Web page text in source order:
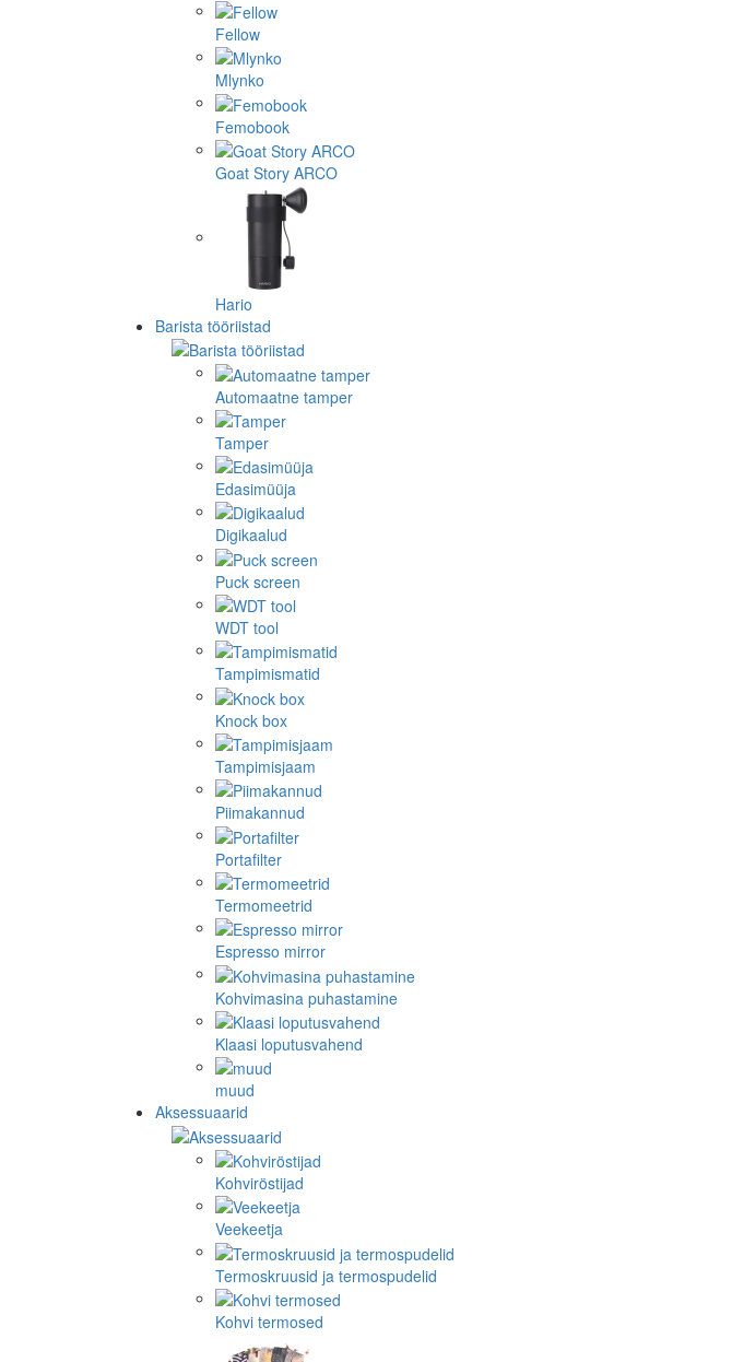
Fellow
Mlynko
Femobook
Goat Story ARCO
Hario
Barista tööriistad
Automaatne tamper
Tamper
Edasimüüja
Digikaalud
Puck screen
WDT tool
Tampimismatid
Knock box
Tampimisjaam
Piimakannud
Portafilter
Termomeetrid
Espresso mirror
Kohvimasina puhastamine
Klaasi loputusvahend
muud
Aksessuaarid
Kohviröstijad
Veekeetja
Termoskruusid ja termospudelid
Kohvi termosed